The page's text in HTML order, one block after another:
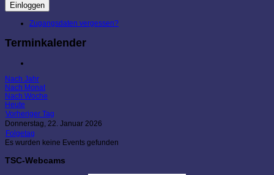
Einloggen
Zugangsdaten vergessen?
Terminkalender
Nach Jahr
Nach Monat
Nach Woche
Heute
Vorheriger Tag
Donnerstag, 22. Januar 2026
Folgetag
Es wurden keine Events gefunden
TSC-Webcams